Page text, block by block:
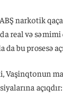
narkotik
real və səmimi
da bu prosesə
Vaşinqtonun
açıqdır: